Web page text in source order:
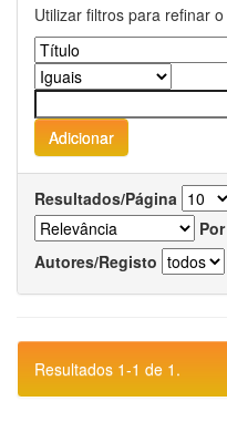
Utilizar filtros para refinar
Resultados/Página
Autores/Registo
Resultados 1-1 de 1.